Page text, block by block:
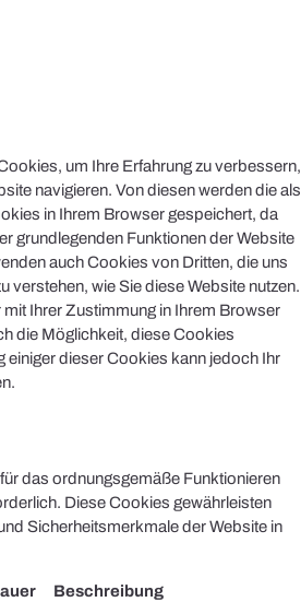
um Ihre Erfahrung zu verbessern,
navigieren. Von diesen werden die als
in Ihrem Browser gespeichert, da
grundlegenden Funktionen der Website
auch Cookies von Dritten, die uns
verstehen, wie Sie diese Website nutzen.
Ihrer Zustimmung in Ihrem Browser
die Möglichkeit, diese Cookies
einiger dieser Cookies kann jedoch Ihr
das ordnungsgemäße Funktionieren
Diese Cookies gewährleisten
Sicherheitsmerkmale der Website in
Beschreibung